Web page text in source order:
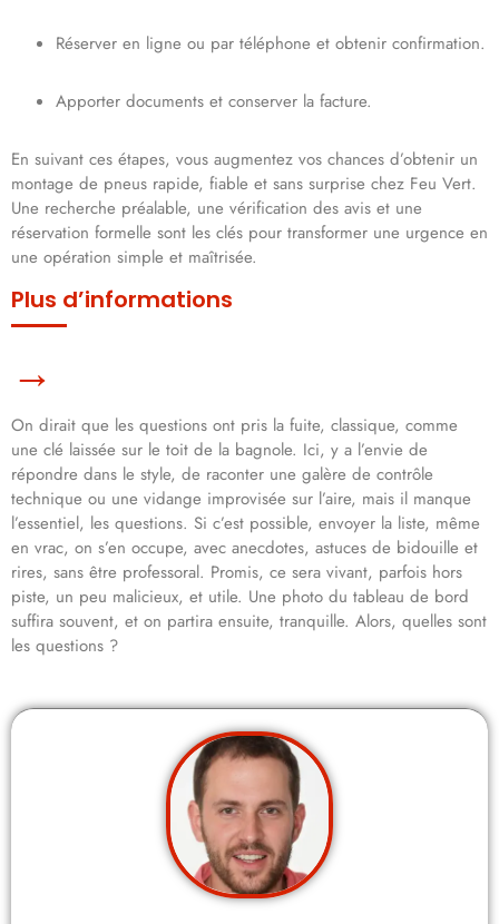
Réserver en ligne ou par téléphone et obtenir confirmation.
Apporter documents et conserver la facture.
En suivant ces étapes, vous augmentez vos chances d’obtenir un
montage de pneus rapide, fiable et sans surprise chez Feu Vert.
Une recherche préalable, une vérification des avis et une
réservation formelle sont les clés pour transformer une urgence en
une opération simple et maîtrisée.
Plus d’informations
On dirait que les questions ont pris la fuite, classique, comme
une clé laissée sur le toit de la bagnole. Ici, y a l’envie de
répondre dans le style, de raconter une galère de contrôle
technique ou une vidange improvisée sur l’aire, mais il manque
l’essentiel, les questions. Si c’est possible, envoyer la liste, même
en vrac, on s’en occupe, avec anecdotes, astuces de bidouille et
rires, sans être professoral. Promis, ce sera vivant, parfois hors
piste, un peu malicieux, et utile. Une photo du tableau de bord
suffira souvent, et on partira ensuite, tranquille. Alors, quelles sont
les questions ?